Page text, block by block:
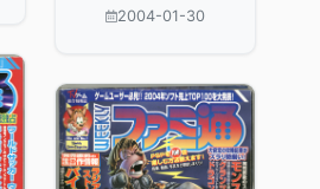
2004-01-30